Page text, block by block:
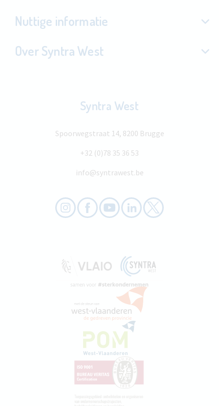
Nuttige informatie
Over Syntra West
Syntra West
Spoorwegstraat 14, 8200 Brugge
+32 (0)78 35 36 53
info@syntrawest.be